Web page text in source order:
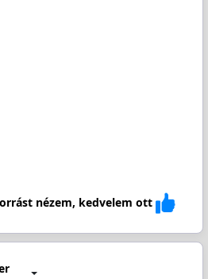
nézem, kedvelem ott